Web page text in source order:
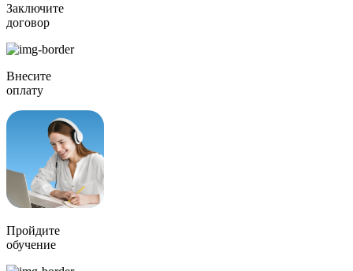
Заключите
договор
Внесите
оплату
Пройдите
обучение